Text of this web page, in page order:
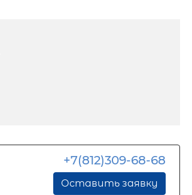
+7(812)309-68-68
Оставить заявку